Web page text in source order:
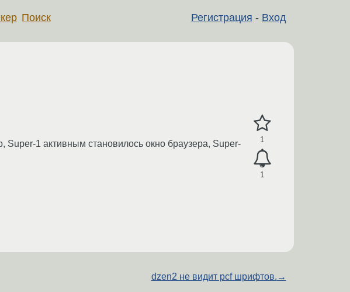
Регистрация - Вход
Поиск
1
1
1 активным становилось окно браузера, Super-
dzen2 не видит pcf шрифтов. →